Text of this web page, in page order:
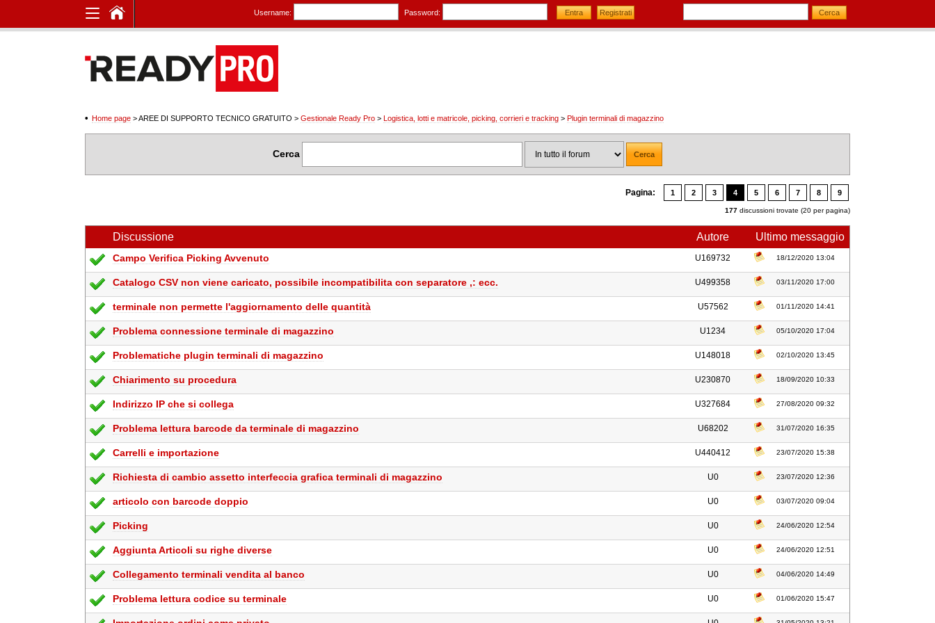
Username: Password:
Home page > AREE DI SUPPORTO TECNICO GRATUITO > Gestionale Ready Pro > Logistica, lotti e matricole, picking, corrieri e tracking > Plugin terminali di magazzino
Cerca
Pagina: 1 2 3 4 5 6 7 8 9
177 discussioni trovate (20 per pagina)
Discussione Autore Ultimo messaggio
Campo Verifica Picking Avvenuto U169732 18/12/2020 13:04
Catalogo CSV non viene caricato, possibile incompatibilita con separatore ,: ecc. U499358 03/11/2020 17:00
terminale non permette l'aggiornamento delle quantità U57562 01/11/2020 14:41
Problema connessione terminale di magazzino U1234 05/10/2020 17:04
Problematiche plugin terminali di magazzino U148018 02/10/2020 13:45
Chiarimento su procedura U230870 18/09/2020 10:33
Indirizzo IP che si collega U327684 27/08/2020 09:32
Problema lettura barcode da terminale di magazzino U68202 31/07/2020 16:35
Carrelli e importazione U440412 23/07/2020 15:38
Richiesta di cambio assetto interfeccia grafica terminali di magazzino U0 23/07/2020 12:36
articolo con barcode doppio U0 03/07/2020 09:04
Picking U0 24/06/2020 12:54
Aggiunta Articoli su righe diverse U0 24/06/2020 12:51
Collegamento terminali vendita al banco U0 04/06/2020 14:49
Problema lettura codice su terminale U0 01/06/2020 15:47